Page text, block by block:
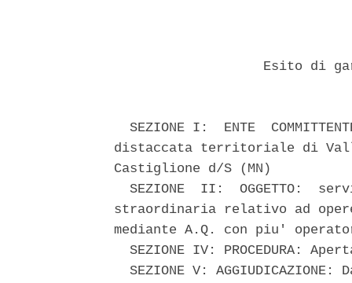
Esito di
SEZIONE I:  ENTE
distaccata territoriale di
Castiglione d/S (MN)
SEZIONE  II:  OGGETTO:
straordinaria relativo ad
mediante A.Q. con piu'
SEZIONE IV: PROCEDURA:
SEZIONE V: AGGIUDICAZIONE: